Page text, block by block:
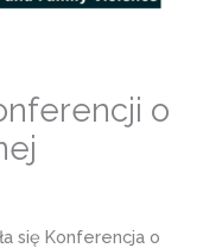
o
się Konferencja o